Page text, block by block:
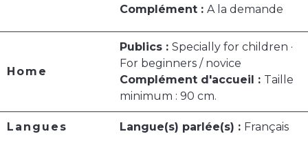
Complément : A la demande
Home
Publics : Specially for children ·
For beginners / novice
Complément d'accueil : Taille
minimum : 90 cm.
Langues Langue(s) parlée(s) : Français